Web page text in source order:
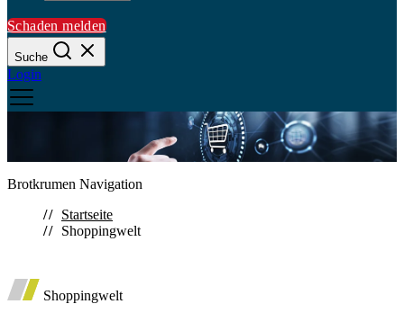
Schaden melden
Suche
Login
Schließen
Häufige Suchanfragen
Auto
Brotkrumen Navigation
Startseite
Shoppingwelt
Shoppingwelt